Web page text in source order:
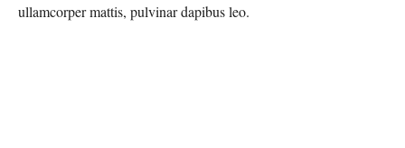
ullamcorper mattis, pulvinar dapibus leo.